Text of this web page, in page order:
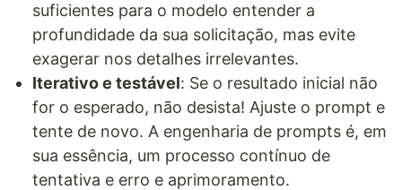
suficientes para o modelo entender a
profundidade da sua solicitação, mas evite
exagerar nos detalhes irrelevantes.
Iterativo e testável: Se o resultado inicial não
for o esperado, não desista! Ajuste o prompt e
tente de novo. A engenharia de prompts é, em
sua essência, um processo contínuo de
tentativa e erro e aprimoramento.